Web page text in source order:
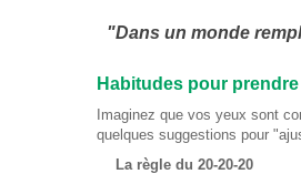
"Dans un monde
Habitudes pour
Imaginez que vos yeux sont
quelques suggestions pour
La règle du 20-20-20